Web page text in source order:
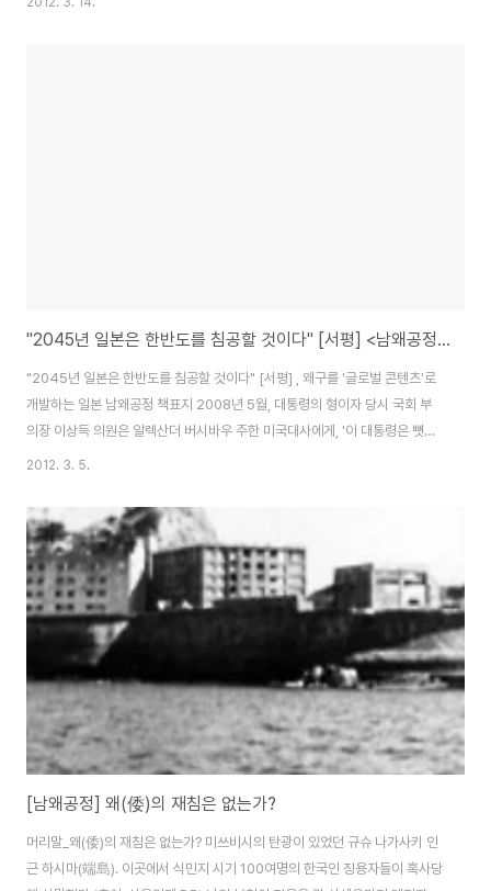
"2045년 일본은 한반도를 침공할 것이다" [서평] <남왜공정>, 왜구를 '글로벌 콘텐츠'로 개발하는 일본
"2045년 일본은 한반도를 침공할 것이다" [서평] , 왜구를 '글로벌 콘텐츠'로
개발하는 일본 남왜공정 책표지 2008년 5월, 대통령의 형이자 당시 국회 부
의장 이상득 의원은 알렉산더 버시바우 주한 미국대사에게, '이 대통령은 뼛속
까지 친미, 친일이어서(pro-U.S. and pro-Japan to the core), 대통령의
를 통해 드러났다. 이어 같은 해 7월, 일본 신문은, 이명박 대통령이 홋카이도에
서 열린 주요 8개국 정상회의에서 후쿠다 야스오 총리에게 '중학교 사회과 학
습지도요령 해설서에 다케시마(독도의 일본명)를 일본 땅이라고 명기하지 않
을 수 없다'는 사실을 통보받고, "지금은 곤란하다. 기다려 달라"고 ..
2012. 3. 5.
[남왜공정] 왜(倭)의 재침은 없는가?
머리말_왜(倭)의 재침은 없는가? 미쓰비시의 탄광이 있었던 규슈 나가사키 인
근 하시마(端島). 이곳에서 식민지 시기 100여명의 한국인 징용자들이 혹사당